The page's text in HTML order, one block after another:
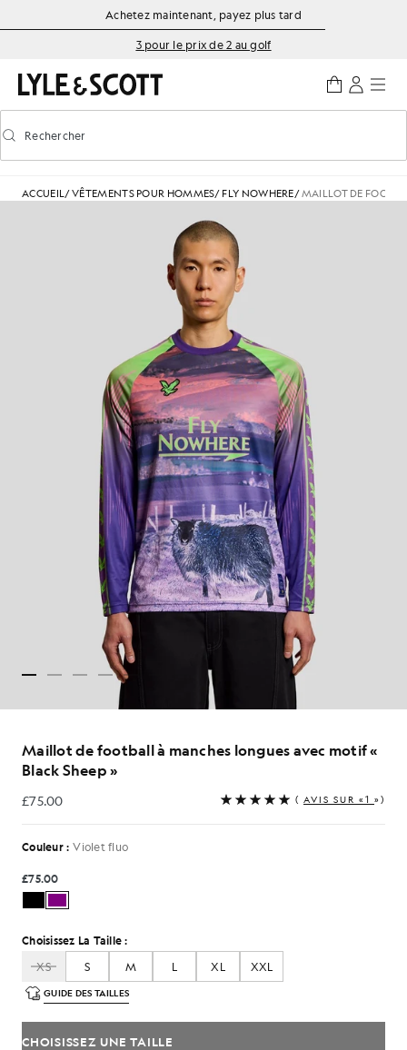
Aller directement au contenu principal
Informations sur l'accessibilité
Achetez maintenant, payez plus tard
3 pour le prix de 2 au golf
Activer/désactiver la recherche prédictive
Rechercher
ACCUEIL/VÊTEMENTS POUR HOMMES/ FLY NOWHERE/MAILLOT DE
Maillot de football à manches longues avec motif «
Black Sheep »
£75.00
£75.00 ( AVIS SUR «1 »)
Couleur : Violet fluo
£75.00
Choisissez La Taille :
XS
S M L XL XXL
GUIDE DES TAILLES
CHOISISSEZ UNE TAILLE